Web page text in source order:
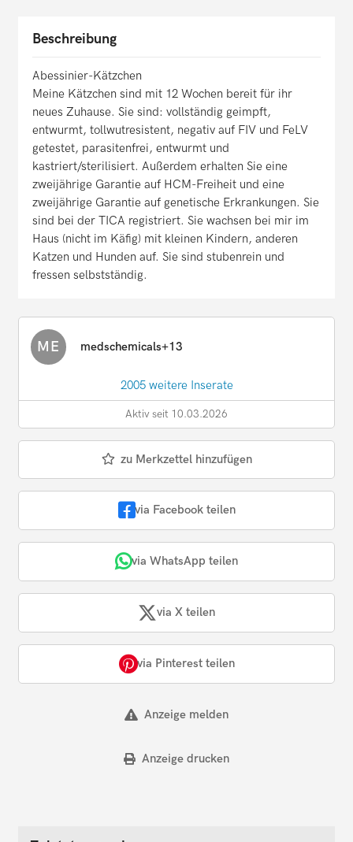
Beschreibung
Abessinier-Kätzchen
Meine Kätzchen sind mit 12 Wochen bereit für ihr
neues Zuhause. Sie sind: vollständig geimpft,
entwurmt, tollwutresistent, negativ auf FIV und FeLV
getestet, parasitenfrei, entwurmt und
kastriert/sterilisiert. Außerdem erhalten Sie eine
zweijährige Garantie auf HCM-Freiheit und eine
zweijährige Garantie auf genetische Erkrankungen. Sie
sind bei der TICA registriert. Sie wachsen bei mir im
Haus (nicht im Käfig) mit kleinen Kindern, anderen
Katzen und Hunden auf. Sie sind stubenrein und
fressen selbstständig.
ME medschemicals+13
2005 weitere Inserate
Aktiv seit 10.03.2026
zu Merkzettel hinzufügen
via Facebook teilen
via WhatsApp teilen
via X teilen
via Pinterest teilen
Anzeige melden
Anzeige drucken